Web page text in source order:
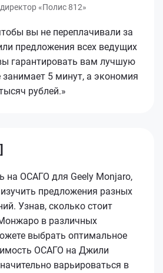
«Полис 812»
вы не переплачивали за
предложения всех ведущих
гарантировать вам лучшую
5 минут, а экономия
рублей.»
на ОСАГО для Geely Monjaro,
предложения разных
Узнав, сколько стоит
в различных
выбрать оптимальное
ОСАГО на Джили
варьироваться в